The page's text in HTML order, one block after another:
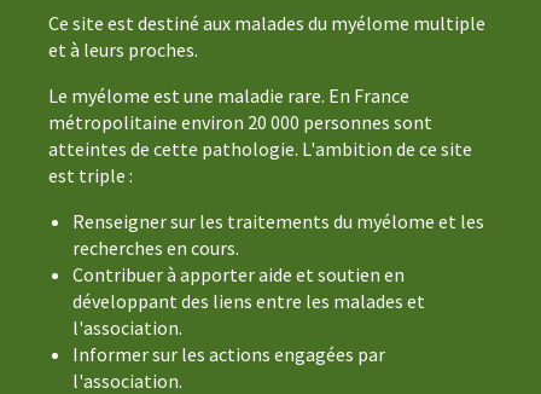
Ce site est destiné aux malades du myélome multiple
et à leurs proches.
Le myélome est une maladie rare. En France
métropolitaine environ 20 000 personnes sont
atteintes de cette pathologie. L'ambition de ce site
est triple :
Renseigner sur les traitements du myélome et les
recherches en cours.
Contribuer à apporter aide et soutien en
développant des liens entre les malades et
l'association.
Informer sur les actions engagées par
l'association.